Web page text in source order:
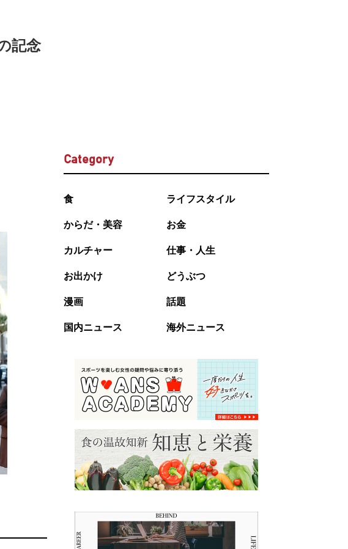
記念
Category
食 ライフスタイル
からだ・美容 お金
カルチャー 仕事・人生
お出かけ どうぶつ
漫画 話題
国内ニュース 海外ニュース